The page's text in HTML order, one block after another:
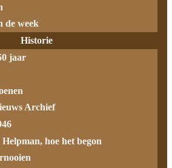
de week
Historie
jaar
Archief
hoe het begon